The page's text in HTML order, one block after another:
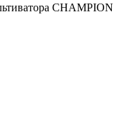
CHAMPION